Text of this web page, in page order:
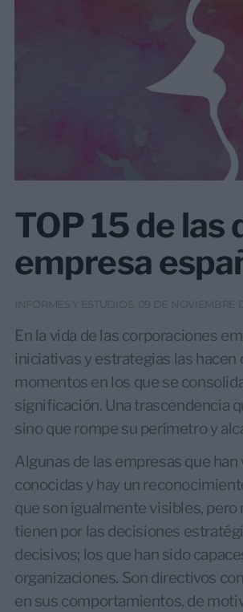
TOP 15 de
empresa
INFORMES Y ESTUDIOS, 09 DE NOVIEMBRE
En la vida de las corporaciones
iniciativas y estrategias las
momentos en los que se
significación. Una trascendencia
sino que rompe su perímetro y
Algunas de las empresas que
conocidas y hay un
que son igualmente visibles,
tienen por las decisiones
decisivos; los que han sido
organizaciones. Son directivos
en sus comportamientos, de